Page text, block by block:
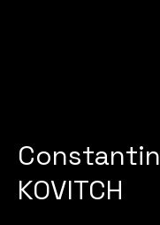
Constantin
KOVITCH